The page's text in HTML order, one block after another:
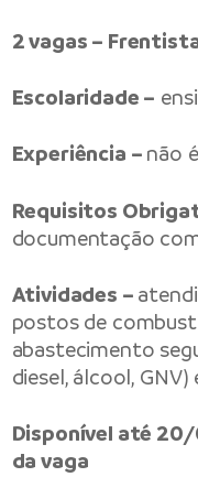
2 vagas –
Escolaridade –
Experiência – não
Requisitos
documentação
Atividades –
postos de
abastecimento
diesel, álcool,
Disponível até
da vaga